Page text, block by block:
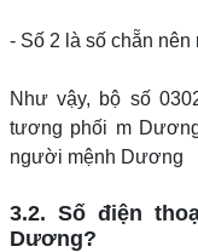
- Số 2 là số chẵn
Như vậy, bộ số
tương phối m
người mệnh Dương
3.2. Số điện
Dương?